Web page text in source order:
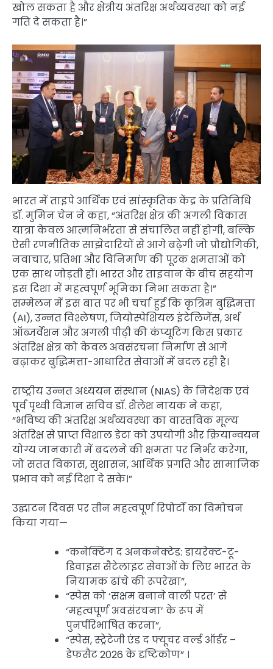
खोल सकता है और क्षेत्रीय अंतरिक्ष अर्थव्यवस्था को नई
गति दे सकता है।”
भारत में ताइपे आर्थिक एवं सांस्कृतिक केंद्र के प्रतिनिधि
डॉ. मुमिन चेन ने कहा, “अंतरिक्ष क्षेत्र की अगली विकास
यात्रा केवल आत्मनिर्भरता से संचालित नहीं होगी, बल्कि
ऐसी रणनीतिक साझेदारियों से आगे बढ़ेगी जो प्रौद्योगिकी,
नवाचार, प्रतिभा और विनिर्माण की पूरक क्षमताओं को
एक साथ जोड़ती हों। भारत और ताइवान के बीच सहयोग
इस दिशा में महत्वपूर्ण भूमिका निभा सकता है।”
सम्मेलन में इस बात पर भी चर्चा हुई कि कृत्रिम बुद्धिमत्ता
(AI), उन्नत विश्लेषण, जियोस्पेशियल इंटेलिजेंस, अर्थ
ऑब्जर्वेशन और अगली पीढ़ी की कंप्यूटिंग किस प्रकार
अंतरिक्ष क्षेत्र को केवल अवसंरचना निर्माण से आगे
बढ़ाकर बुद्धिमत्ता-आधारित सेवाओं में बदल रही है।
राष्ट्रीय उन्नत अध्ययन संस्थान (NIAS) के निदेशक एवं
पूर्व पृथ्वी विज्ञान सचिव डॉ. शैलेश नायक ने कहा,
“भविष्य की अंतरिक्ष अर्थव्यवस्था का वास्तविक मूल्य
अंतरिक्ष से प्राप्त विशाल डेटा को उपयोगी और क्रियान्वयन
योग्य जानकारी में बदलने की क्षमता पर निर्भर करेगा,
जो सतत विकास, सुशासन, आर्थिक प्रगति और सामाजिक
प्रभाव को नई दिशा दे सके।”
उद्घाटन दिवस पर तीन महत्वपूर्ण रिपोर्टों का विमोचन
किया गया—
“कनेक्टिंग द अनकनेक्टेड: डायरेक्ट-टू-
डिवाइस सैटेलाइट सेवाओं के लिए भारत के
नियामक ढांचे की रूपरेखा”,
“स्पेस को ‘सक्षम बनाने वाली परत’ से
‘महत्वपूर्ण अवसंरचना’ के रूप में
पुनर्परिभाषित करना”,
“स्पेस, स्ट्रेटेजी एंड द फ्यूचर वर्ल्ड ऑर्डर –
डेफसैट 2026 के दृष्टिकोण” ।